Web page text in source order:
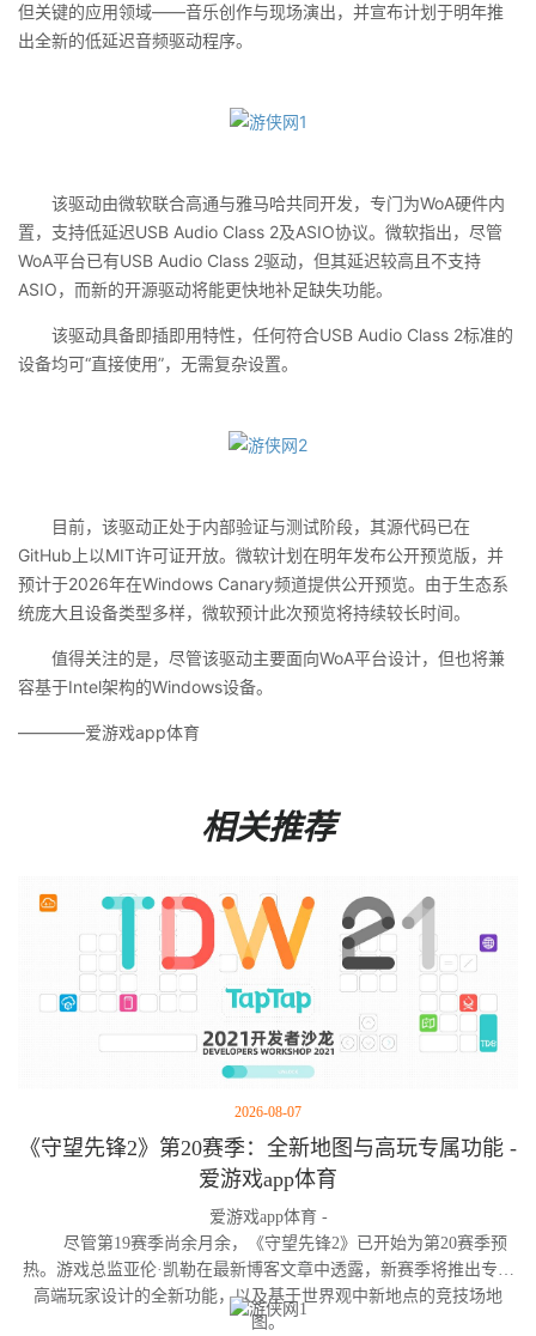
但关键的应用领域——音乐创作与现场演出，并宣布计划于明年推
出全新的低延迟音频驱动程序。
该驱动由微软联合高通与雅马哈共同开发，专门为WoA硬件内
置，支持低延迟USB Audio Class 2及ASIO协议。微软指出，尽管
WoA平台已有USB Audio Class 2驱动，但其延迟较高且不支持
ASIO，而新的开源驱动将能更快地补足缺失功能。
该驱动具备即插即用特性，任何符合USB Audio Class 2标准的
设备均可“直接使用”，无需复杂设置。
目前，该驱动正处于内部验证与测试阶段，其源代码已在
GitHub上以MIT许可证开放。微软计划在明年发布公开预览版，并
预计于2026年在Windows Canary频道提供公开预览。由于生态系
统庞大且设备类型多样，微软预计此次预览将持续较长时间。
值得关注的是，尽管该驱动主要面向WoA平台设计，但也将兼
容基于Intel架构的Windows设备。
————爱游戏app体育
相关推荐
2026-08-07
《守望先锋2》第20赛季：全新地图与高玩专属功能 -
爱游戏app体育
爱游戏app体育 -
尽管第19赛季尚余月余，《守望先锋2》已开始为第20赛季预
热。游戏总监亚伦·凯勒在最新博客文章中透露，新赛季将推出专为
高端玩家设计的全新功能，以及基于世界观中新地点的竞技场地
图。